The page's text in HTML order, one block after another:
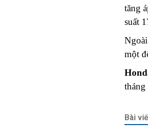
tăng
suất
một
tháng
Bài